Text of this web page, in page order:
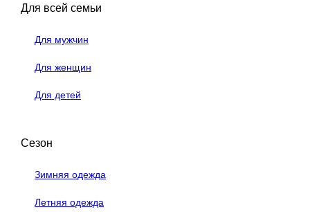
Для всей семьи
Для мужчин
Для женщин
Для детей
Сезон
Зимняя одежда
Летняя одежда